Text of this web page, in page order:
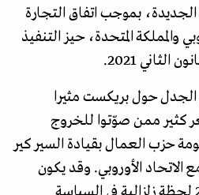
الجديدة، بموجب اتفاق التجارة
والمملكة المتحدة، حيز التنفيذ
2021.
حول بريكست مثيرا
كثير ممن صوّتوا للخروج
حزب العمال بقيادة السير كير
الاتحاد الأوروبي. وقد يكون